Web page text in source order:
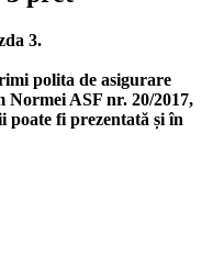
3.
polita de asigurare
Normei ASF nr. 20/2017,
poate fi prezentată și în